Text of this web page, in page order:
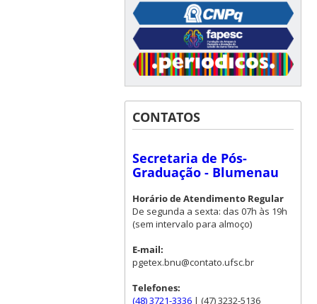
CONTATOS
Secretaria de Pós-
Graduação - Blumenau
Horário de Atendimento Regular
De segunda a sexta: das 07h às 19h
(sem intervalo para almoço)
E-mail:
pgetex.bnu@contato.ufsc.br
Telefones:
(48) 3721-3336| (47) 3232-5136